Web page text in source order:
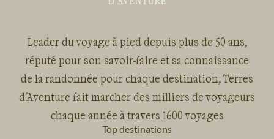
Leader du voyage à pied depuis plus de 50 ans,
réputé pour son savoir-faire et sa connaissance
de la randonnée pour chaque destination, Terres
d'Aventure fait marcher des milliers de voyageurs
chaque année à travers 1600 voyages
Top destinations